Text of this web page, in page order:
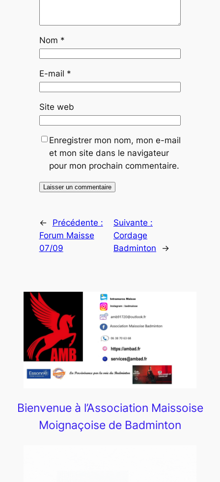
Nom *
E-mail *
Site web
Enregistrer mon nom, mon e-mail
et mon site dans le navigateur
pour mon prochain commentaire.
←
Précédente :
Forum Maisse
07/09
Suivante :
Cordage
Badminton
→
Bienvenue à l’Association Maissoise
Moignaçoise de Badminton